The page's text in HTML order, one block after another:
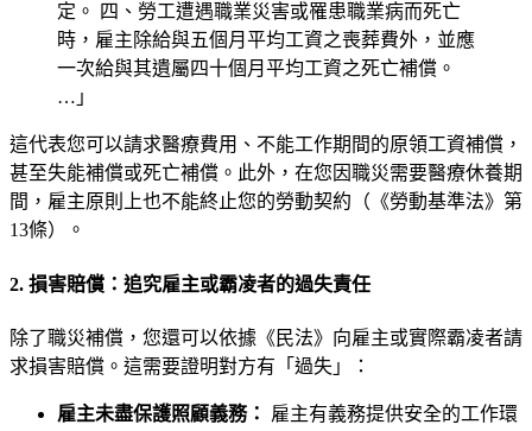
定。 四、勞工遭遇職業災害或罹患職業病而死亡
時，雇主除給與五個月平均工資之喪葬費外，並應
一次給與其遺屬四十個月平均工資之死亡補償。
…」
這代表您可以請求醫療費用、不能工作期間的原領工資補償，
甚至失能補償或死亡補償。此外，在您因職災需要醫療休養期
間，雇主原則上也不能終止您的勞動契約（《勞動基準法》第
13條）。
2. 損害賠償：追究雇主或霸凌者的過失責任
除了職災補償，您還可以依據《民法》向雇主或實際霸凌者請
求損害賠償。這需要證明對方有「過失」：
雇主未盡保護照顧義務： 雇主有義務提供安全的工作環